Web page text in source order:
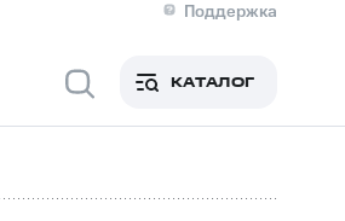
Поддержка
центр
КАТАЛОГ